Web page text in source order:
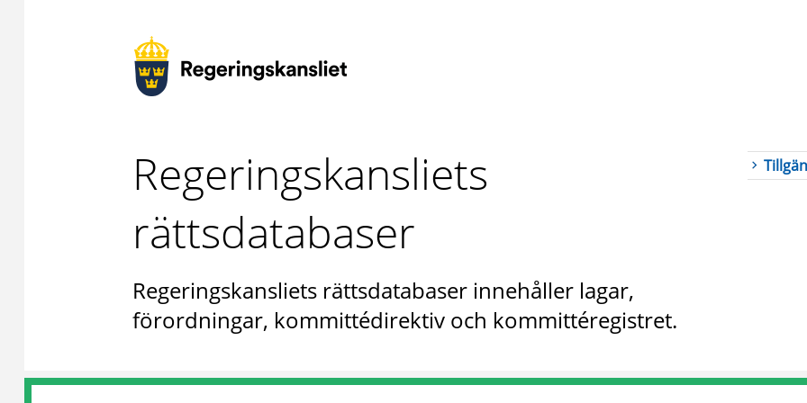
Regeringskansliets
rättsdatabaser
Regeringskansliets rättsdatabaser innehåller lagar,
förordningar, kommittédirektiv och kommittéregistret.